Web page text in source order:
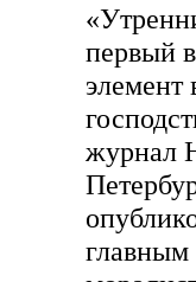
первый
элемент
журнал
главным